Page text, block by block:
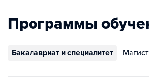
Программы
Бакалавриат и специалитет